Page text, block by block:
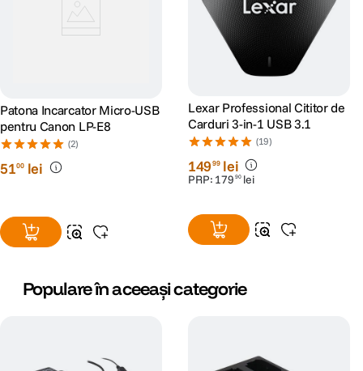
Patona Incarcator Micro-USB
pentru Canon LP-E8
(2)
5100 lei
Lexar Professional Cititor de
Carduri 3-in-1 USB 3.1
(19)
14999 lei
PRP: 179 90 lei
Populare în aceeași categorie